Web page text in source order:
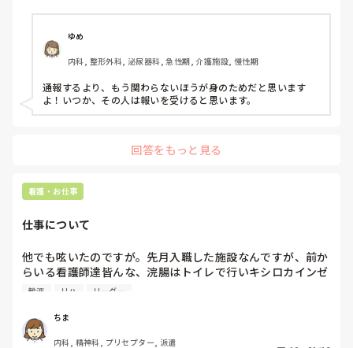
ため、投与する根拠も聞きましたがその人は全く答えられ
ず、医者の指示がないためできないし、インフルエンザで投
与する意味はないと言いました。
家族や大切な人が目の前で苦しんでいるのに、普通するやろ
とキレられました。このままにしておけば、誰かに投与する
と思います。
輸液を持っていることを通報したいのですがどこに通報した
回復期
ゆめ
内科, 整形外科, 泌尿器科, 急性期, 介護施設, 慢性期
通報するより、もう関わらないほうが身のためだと思います
よ！いつか、その人は報いを受けると思います。
回答をもっと見る
看護・お仕事
仕事について
他でも呟いたのですが。先月入職した施設なんですが、前か
らいる看護師達皆んな、浣腸はトイレで行いキシロカインゼ
リーも必ず使います。また、嘱託医も謎に座薬は嫌いで必ず
ですが、以前に若い子にクリニックが休みの日は注射はしな
いと決めたのに、実施してしまったのですが、利用者さん、
輸液 リハ リーダー
ちま
内科, 精神科, プリセプター, 派遣